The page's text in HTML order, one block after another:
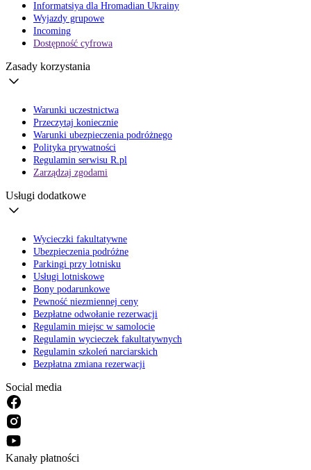
Informatsiya dla Hromadian Ukrainy
Wyjazdy grupowe
Incoming
Dostępność cyfrowa
Zasady korzystania
Warunki uczestnictwa
Przeczytaj koniecznie
Warunki ubezpieczenia podróżnego
Polityka prywatności
Regulamin serwisu R.pl
Zarządzaj zgodami
Usługi dodatkowe
Wycieczki fakultatywne
Ubezpieczenia podróżne
Parkingi przy lotnisku
Usługi lotniskowe
Bony podarunkowe
Pewność niezmiennej ceny
Bezpłatne odwołanie rezerwacji
Regulamin miejsc w samolocie
Regulamin wycieczek fakultatywnych
Regulamin szkoleń narciarskich
Bezpłatna zmiana rezerwacji
Social media
Kanały płatności